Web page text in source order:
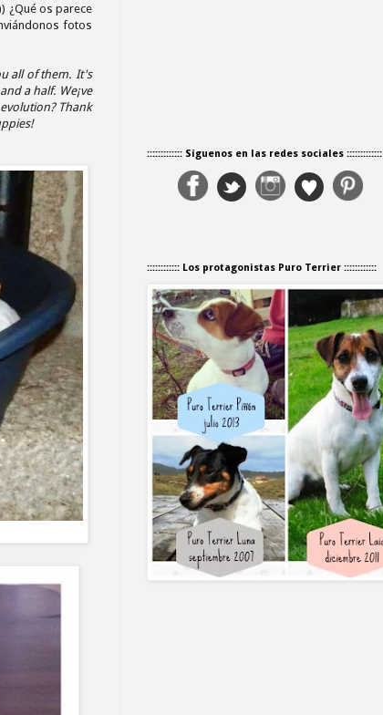
¿Qué os parece
fotos
all of them. It's
a half. We¡ve
Thank
::::::::::::: Síguenos en las redes sociales :::::::::::::
:::::::::::: Los protagonistas Puro Terrier ::::::::::::